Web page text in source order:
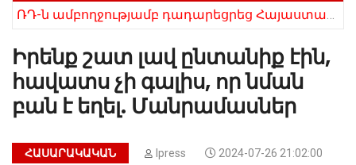
Իրենք շատ լավ ընտանիք էին,
հավատս չի գալիս, որ նման
բան է եղել. Մանրամասներ
ՀԱՍԱՐԱԿԱԿԱՆ Ipress
2024-07-26 21:02:00